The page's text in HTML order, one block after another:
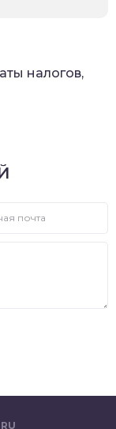
налогов,
RU